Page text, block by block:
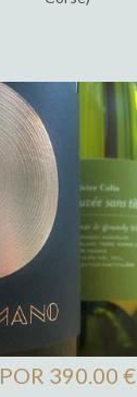
POR 390.00 €